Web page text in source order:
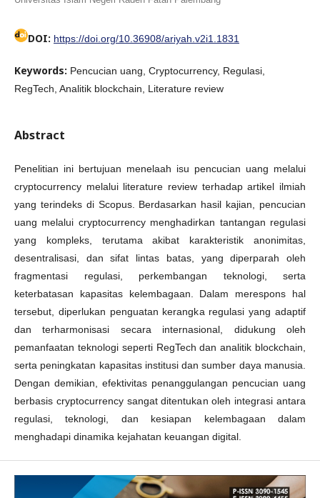
DOI: https://doi.org/10.36908/ariyah.v2i1.1831
Keywords: Pencucian uang, Cryptocurrency, Regulasi,
RegTech, Analitik blockchain, Literature review
Abstract
Penelitian ini bertujuan menelaah isu pencucian uang melalui
cryptocurrency melalui literature review terhadap artikel ilmiah
yang terindeks di Scopus. Berdasarkan hasil kajian, pencucian
uang melalui cryptocurrency menghadirkan tantangan regulasi
yang kompleks, terutama akibat karakteristik anonimitas,
desentralisasi, dan sifat lintas batas, yang diperparah oleh
fragmentasi regulasi, perkembangan teknologi, serta
keterbatasan kapasitas kelembagaan. Dalam merespons hal
tersebut, diperlukan penguatan kerangka regulasi yang adaptif
dan terharmonisasi secara internasional, didukung oleh
pemanfaatan teknologi seperti RegTech dan analitik blockchain,
serta peningkatan kapasitas institusi dan sumber daya manusia.
Dengan demikian, efektivitas penanggulangan pencucian uang
berbasis cryptocurrency sangat ditentukan oleh integrasi antara
regulasi, teknologi, dan kesiapan kelembagaan dalam
menghadapi dinamika kejahatan keuangan digital.